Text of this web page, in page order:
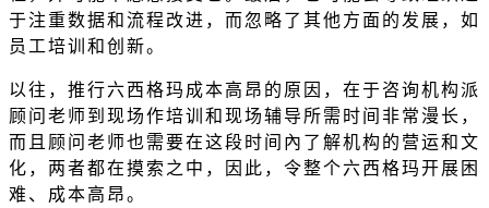
于注重数据和流程改进，而忽略了其他方面的发展，如
员工培训和创新。
以往，推行六西格玛成本高昂的原因，在于咨询机构派
顾问老师到现场作培训和现场辅导所需时间非常漫长，
而且顾问老师也需要在这段时间內了解机构的营运和文
化，两者都在摸索之中，因此，令整个六西格玛开展困
难、成本高昂。